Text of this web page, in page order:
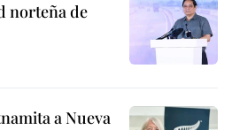
norteña de
a Nueva